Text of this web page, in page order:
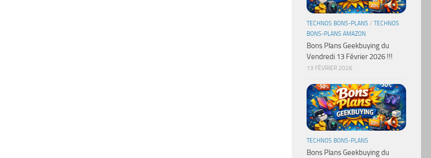
TECHNOS BONS-PLANS / TECHNOS
BONS-PLANS AMAZON
Bons Plans Geekbuying du
Vendredi 13 Février 2026 !!!
13 FÉVRIER 2026
TECHNOS BONS-PLANS
Bons Plans Geekbuying du